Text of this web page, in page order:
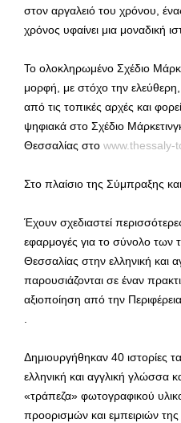
στον αργαλειό του χρόνου,
χρόνος υφαίνει μια μοναδική
Το ολοκληρωμένο Σχέδιο
μορφή, με στόχο την
από τις τοπικές αρχές και
ψηφιακά στο Σχέδιο
Θεσσαλίας στο www.thessaly-
Στο πλαίσιο της Σύμπραξης
Έχουν σχεδιαστεί
εφαρμογές για το σύνολο των
Θεσσαλίας στην ελληνική και
παρουσιάζονται σε έναν
αξιοποίηση από την
.
Δημιουργήθηκαν 40 ιστορίες
ελληνική και αγγλική γλώσσα
«τράπεζα» φωτογραφικού
προορισμών και εμπειριών